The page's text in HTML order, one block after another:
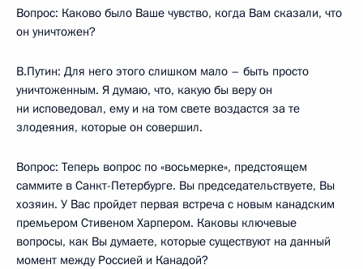
Вопрос: Каково было Ваше чувство, когда Вам сказали, что
он уничтожен?
В.Путин: Для него этого слишком мало – быть просто
уничтоженным. Я думаю, что, какую бы веру он
ни исповедовал, ему и на том свете воздастся за те
злодеяния, которые он совершил.
Вопрос: Теперь вопрос по «восьмерке», предстоящем
саммите в Санкт-Петербурге. Вы председательствуете, Вы
хозяин. У Вас пройдет первая встреча с новым канадским
премьером Стивеном Харпером. Каковы ключевые
вопросы, как Вы думаете, которые существуют на данный
момент между Россией и Канадой?